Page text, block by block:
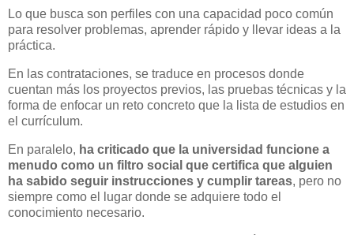
Lo que busca son perfiles con una capacidad poco común
para resolver problemas, aprender rápido y llevar ideas a la
práctica.
En las contrataciones, se traduce en procesos donde
cuentan más los proyectos previos, las pruebas técnicas y la
forma de enfocar un reto concreto que la lista de estudios en
el currículum.
En paralelo, ha criticado que la universidad funcione a
menudo como un filtro social que certifica que alguien
ha sabido seguir instrucciones y cumplir tareas, pero no
siempre como el lugar donde se adquiere todo el
conocimiento necesario.